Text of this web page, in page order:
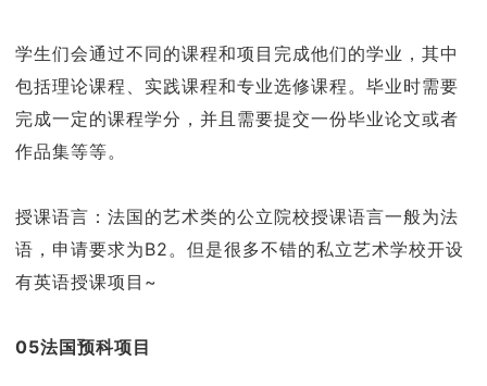
学生们会通过不同的课程和项目完成他们的学业，其中
包括理论课程、实践课程和专业选修课程。毕业时需要
完成一定的课程学分，并且需要提交一份毕业论文或者
作品集等等。
授课语言：法国的艺术类的公立院校授课语言一般为法
语，申请要求为B2。但是很多不错的私立艺术学校开设
有英语授课项目~
05法国预科项目